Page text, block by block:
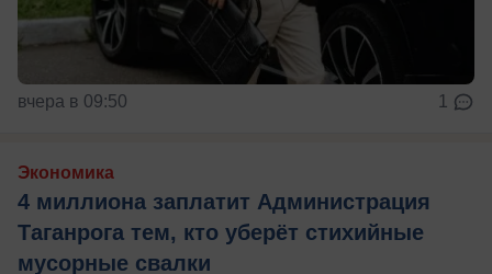
вчера в 09:50 1
Экономика
4 миллиона заплатит Администрация
Таганрога тем, кто уберёт стихийные
мусорные свалки